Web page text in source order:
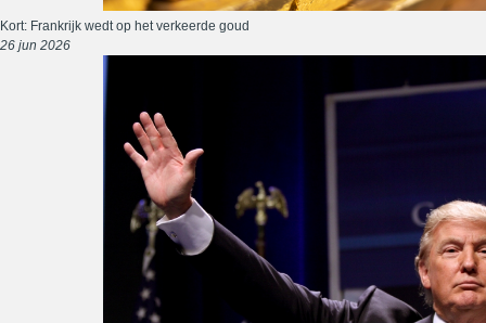
Kort: Frankrijk wedt op het verkeerde goud
26 jun 2026